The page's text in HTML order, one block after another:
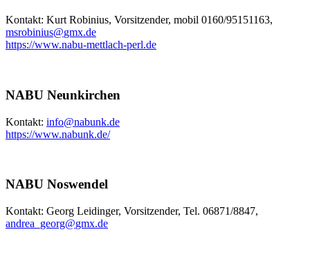
Kontakt: Kurt Robinius, Vorsitzender, mobil 0160/95151163,
msrobinius@gmx.de
https://www.nabu-mettlach-perl.de
NABU Neunkirchen
Kontakt: info@nabunk.de
https://www.nabunk.de/
NABU Noswendel
Kontakt: Georg Leidinger, Vorsitzender, Tel. 06871/8847,
andrea_georg@gmx.de